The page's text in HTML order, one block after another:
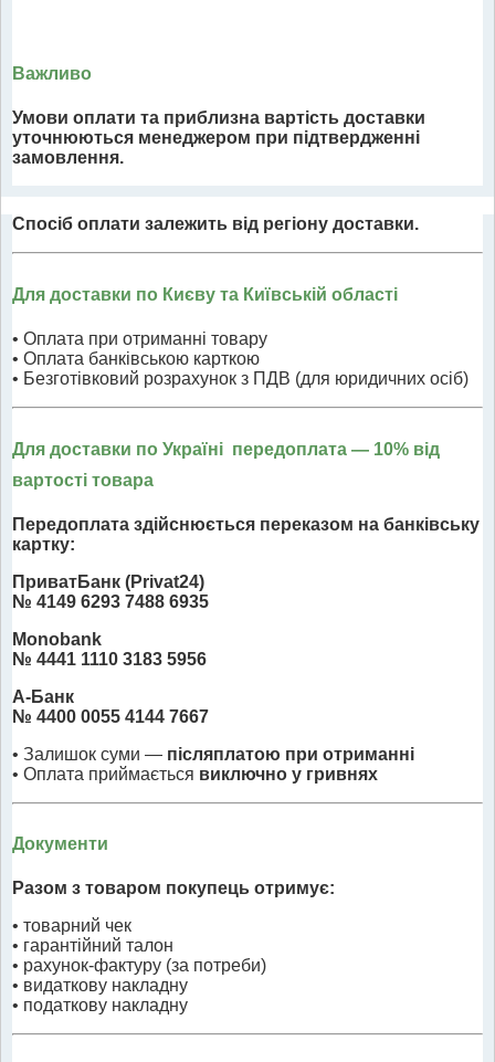
Важливо
Умови оплати та приблизна вартість доставки
уточнюються менеджером при підтвердженні
замовлення.
Спосіб оплати залежить від регіону доставки.
Для доставки по Києву та Київській області
• Оплата при отриманні товару
• Оплата банківською карткою
• Безготівковий розрахунок з ПДВ (для юридичних осіб)
Для доставки по Україні передоплата — 10% від
вартості товара
Передоплата здійснюється переказом на банківську
картку:
ПриватБанк (Privat24)
№ 4149 6293 7488 6935
Monobank
№ 4441 1110 3183 5956
А-Банк
№ 4400 0055 4144 7667
• Залишок суми — післяплатою при отриманні
• Оплата приймається виключно у гривнях
Документи
Разом з товаром покупець отримує:
• товарний чек
• гарантійний талон
• рахунок-фактуру (за потреби)
• видаткову накладну
• податкову накладну